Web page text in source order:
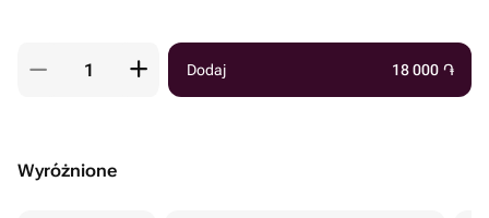
Dodaj 18 000 ֏
Wyróżnione